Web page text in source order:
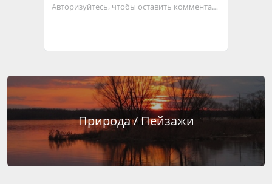
Авторизуйтесь, чтобы оставить комментарий
Природа / Пейзажи